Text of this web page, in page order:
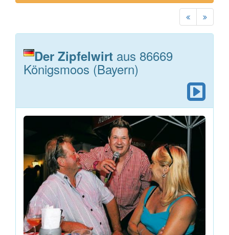
Der Zipfelwirt aus 86669
Königsmoos (Bayern)